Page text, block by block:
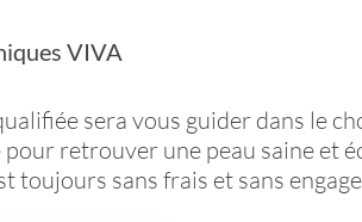
VIVA
sera vous guider dans le
retrouver une peau saine et
toujours sans frais et sans